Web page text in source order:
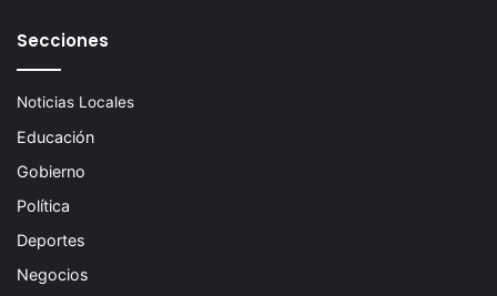
Secciones
Noticias Locales
Educación
Gobierno
Política
Deportes
Negocios